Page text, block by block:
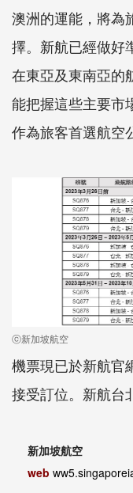
澳洲的運能，將為
擇。新航已經做好
在東亞及東南亞的
能把握這些主要市
作為旅客首選航空
ⓒ新加坡航空
機票現已於新航官
接受訂位。新航台
新加坡航空
web